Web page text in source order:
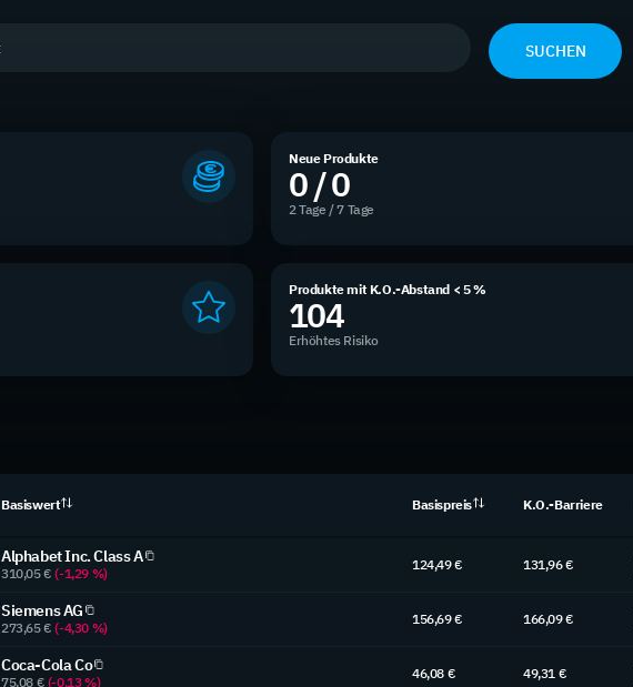
SUCHEN
Neue Produkte
0 / 0
2 Tage / 7 Tage
Produkte mit K.O.-Abstand < 5 %
104
Erhöhtes Risiko
Basiswert Basispreis K.O.-Barriere
Alphabet Inc. Class A
310,05 €(-1,29 %)
124,49 € 131,96 €
Siemens AG
273,65 €(-4,30 %)
156,69 € 166,09 €
Coca-Cola Co
75,08 € (-0,13 %)
46,08 € 49,31 €